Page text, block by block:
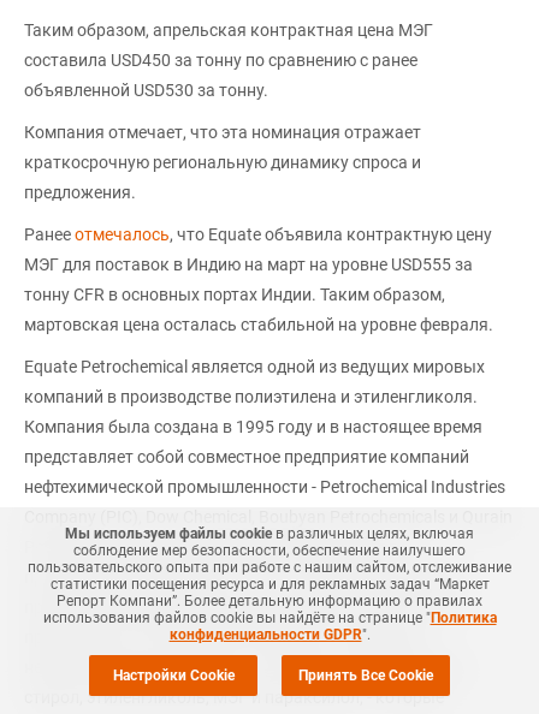
Таким образом, апрельская контрактная цена МЭГ
составила USD450 за тонну по сравнению с ранее
объявленной USD530 за тонну.
Компания отмечает, что эта номинация отражает
краткосрочную региональную динамику спроса и
предложения.
Ранееотмечалось, что Equate объявила контрактную цену
МЭГ для поставок в Индию на март на уровне USD555 за
тонну CFR в основных портах Индии. Таким образом,
мартовская цена осталась стабильной на уровне февраля.
Equate Petrochemical является одной из ведущих мировых
компаний в производстве полиэтилена и этиленгликоля.
Компания была создана в 1995 году и в настоящее время
представляет собой совместное предприятие компаний
нефтехимической промышленности - Petrochemical Industries
Petrochemical Industries Company. Equate начала
производство полимеров в 1997 году. Equate управляет
предприятием мирового уровня мощностью 5 млн тонн
продукции в год. Компания выпускает следующие
нефтехимические продукты: полиэтилен, полипропилен,
стирол, этиленгликоль, МЭГ и параксилол, - которые
Мы используем файлы cookie в различных целях, включая
соблюдение мер безопасности, обеспечение наилучшего
пользовательского опыта при работе с нашим сайтом, отслеживание
статистики посещения ресурса и для рекламных задач “Маркет
Репорт Компани”. Более детальную информацию о правилах
использования файлов cookie вы найдёте на странице "Политика
конфиденциальности GDPR".
Настройки Cookie Принять Все Cookie